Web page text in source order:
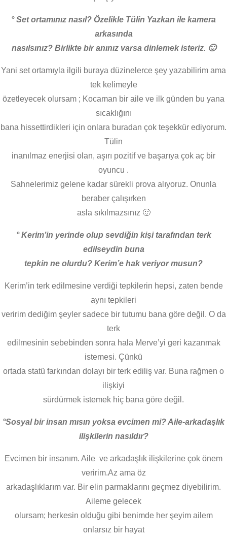
° Set ortamınız nasıl? Özelikle Tülin Yazkan ile kamera
arkasında
nasılsınız? Birlikte bir anınız varsa dinlemek isteriz. 🙂
Yani set ortamıyla ilgili buraya düzinelerce şey yazabilirim ama
tek kelimeyle
özetleyecek olursam ; Kocaman bir aile ve ilk günden bu yana
sıcaklığını
bana hissettirdikleri için onlara buradan çok teşekkür ediyorum.
Tülin
inanılmaz enerjisi olan, aşırı pozitif ve başarıya çok aç bir
oyuncu .
Sahnelerimiz gelene kadar sürekli prova alıyoruz. Onunla
beraber çalışırken
asla sıkılmazsınız 🙂
° Kerim’in yerinde olup sevdiğin kişi tarafından terk
edilseydin buna
tepkin ne olurdu? Kerim’e hak veriyor musun?
Kerim’in terk edilmesine verdiği tepkilerin hepsi, zaten bende
aynı tepkileri
veririm dediğim şeyler sadece bir tutumu bana göre değil. O da
terk
edilmesinin sebebinden sonra hala Merve’yi geri kazanmak
istemesi. Çünkü
ortada statü farkından dolayı bir terk ediliş var. Buna rağmen o
ilişkiyi
sürdürmek istemek hiç bana göre değil.
°Sosyal bir insan mısın yoksa evcimen mi? Aile-arkadaşlık
ilişkilerin nasıldır?
Evcimen bir insanım. Aile ve arkadaşlık ilişkilerine çok önem
veririm.Az ama öz
arkadaşlıklarım var. Bir elin parmaklarını geçmez diyebilirim.
Aileme gelecek
olursam; herkesin olduğu gibi benimde her şeyim ailem
onlarsız bir hayat